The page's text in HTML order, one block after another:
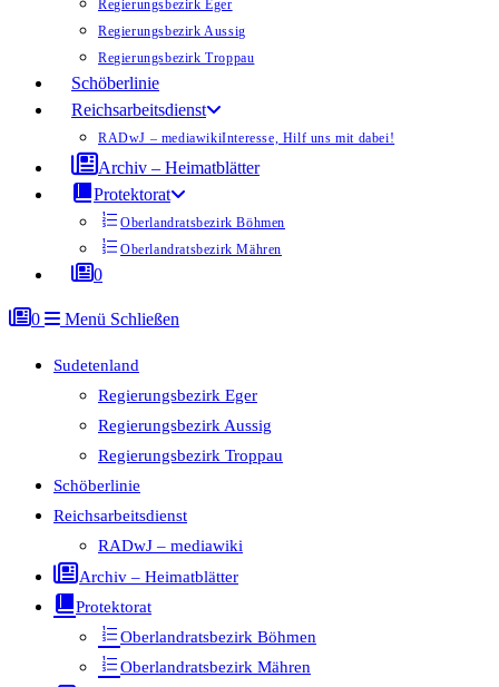
Regierungsbezirk Eger
Regierungsbezirk Aussig
Regierungsbezirk Troppau
Schöberlinie
Reichsarbeitsdienst
RADwJ – mediawikiInteresse, Hilf uns mit dabei!
Archiv – Heimatblätter
Protektorat
Oberlandratsbezirk Böhmen
Oberlandratsbezirk Mähren
0
0 Menü Schließen
Sudetenland
Regierungsbezirk Eger
Regierungsbezirk Aussig
Regierungsbezirk Troppau
Schöberlinie
Reichsarbeitsdienst
RADwJ – mediawiki
Archiv – Heimatblätter
Protektorat
Oberlandratsbezirk Böhmen
Oberlandratsbezirk Mähren